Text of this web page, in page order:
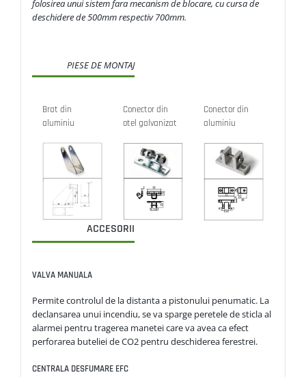
folosirea unui sistem fara mecanism de blocare, cu cursa de
deschidere de 500mm respectiv 700mm.
PIESE DE MONTAJ
Brat din
aluminiu
Conector din
otel galvanizat
Conector din
aluminiu
ACCESORII
VALVA MANUALA
Permite controlul de la distanta a pistonului penumatic. La
declansarea unui incendiu, se va sparge peretele de sticla al
alarmei pentru tragerea manetei care va avea ca efect
perforarea buteliei de CO2 pentru deschiderea ferestrei.
CENTRALA DESFUMARE EFC